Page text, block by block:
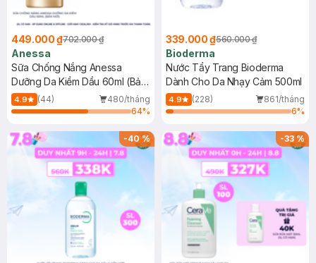
449.000 ₫702.000 ₫
Anessa
Sữa Chống Nắng Anessa
Dưỡng Da Kiềm Dầu 60ml (Bản
Mới)
4.9 (44)
480/tháng
64%
339.000 ₫560.000 ₫
Bioderma
Nước Tẩy Trang Bioderma
Dành Cho Da Nhạy Cảm 500ml
4.9 (228)
861/tháng
6%
-40% -33%